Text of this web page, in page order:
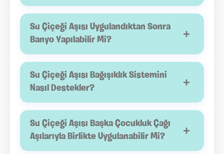
başvurulmalıdır.
Aşılanan çocuklar virüsün yayılımını azaltarak
bağışıklık sistemi zayıf bireylerin, yenidoğanların ve
aşı olamayan kişilerin korunmasına da destek olur.
Su Çiçeği Aşısı Uygulandıktan Sonra
Banyo Yapılabilir Mi?
+
Evet. Aşı sonrasında banyo yapılmasının herhangi
bir sakıncası bulunmaz. Enjeksiyon bölgesinin
tahriş edilmemesi yeterlidir.
Su Çiçeği Aşısı Bağışıklık Sistemini
Nasıl Destekler?
+
Aşı, bağışıklık sisteminin virüsü tanımasını
sağlayarak gerçek enfeksiyonla karşılaşıldığında
daha hızlı ve etkili savunma oluşturmasına yardımcı
olur.
Su Çiçeği Aşısı Başka Çocukluk Çağı
Aşılarıyla Birlikte Uygulanabilir Mi?
+